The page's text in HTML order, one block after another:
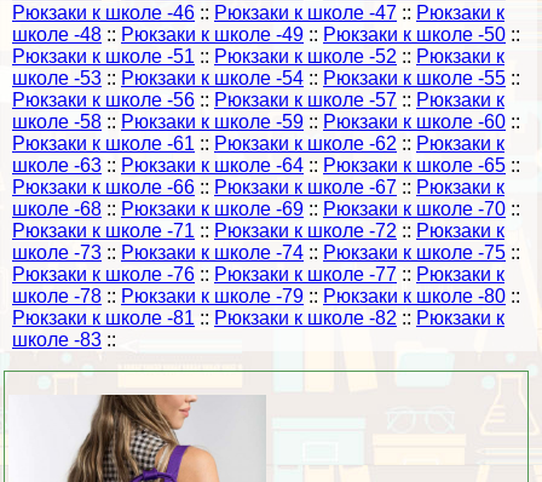
Рюкзаки к школе -46 :: Рюкзаки к школе -47 :: Рюкзаки к
школе -48 :: Рюкзаки к школе -49 :: Рюкзаки к школе -50 ::
Рюкзаки к школе -51 :: Рюкзаки к школе -52 :: Рюкзаки к
школе -53 :: Рюкзаки к школе -54 :: Рюкзаки к школе -55 ::
Рюкзаки к школе -56 :: Рюкзаки к школе -57 :: Рюкзаки к
школе -58 :: Рюкзаки к школе -59 :: Рюкзаки к школе -60 ::
Рюкзаки к школе -61 :: Рюкзаки к школе -62 :: Рюкзаки к
школе -63 :: Рюкзаки к школе -64 :: Рюкзаки к школе -65 ::
Рюкзаки к школе -66 :: Рюкзаки к школе -67 :: Рюкзаки к
школе -68 :: Рюкзаки к школе -69 :: Рюкзаки к школе -70 ::
Рюкзаки к школе -71 :: Рюкзаки к школе -72 :: Рюкзаки к
школе -73 :: Рюкзаки к школе -74 :: Рюкзаки к школе -75 ::
Рюкзаки к школе -76 :: Рюкзаки к школе -77 :: Рюкзаки к
школе -78 :: Рюкзаки к школе -79 :: Рюкзаки к школе -80 ::
Рюкзаки к школе -81 :: Рюкзаки к школе -82 :: Рюкзаки к
школе -83 ::